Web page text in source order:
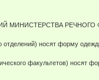
МИНИСТЕРСТВА РЕЧНОГО
носят форму
факультетов) носят